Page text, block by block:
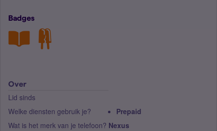
Badges
Over
Lid sinds
Welke diensten gebruik je?
Prepaid
Wat is het merk van je telefoon? Nexus